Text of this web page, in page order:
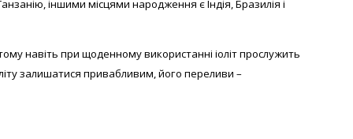
іншими місцями народження є Індія, Бразилія і
навіть при щоденному використанні іоліт прослужить
залишатися привабливим, його переливи –